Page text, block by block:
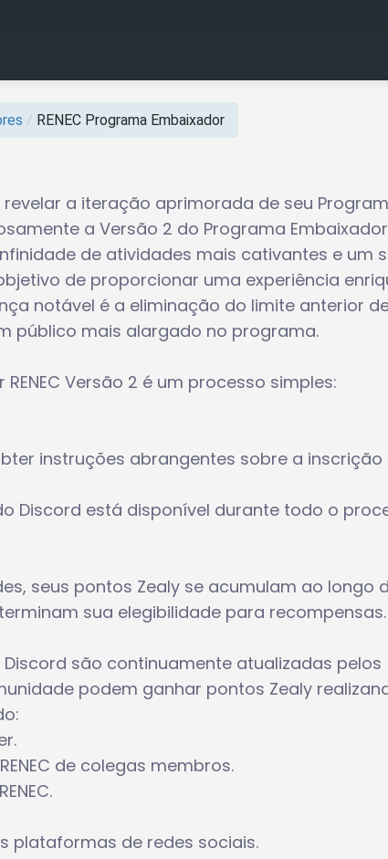
/ RENEC Programa Embaixador
a iteração aprimorada de seu
a Versão 2 do Programa
de atividades mais cativantes e um
de proporcionar uma experiência
notável é a eliminação do limite anterior
público mais alargado no programa.
Versão 2 é um processo simples:
instruções abrangentes sobre a inscrição
Discord está disponível durante todo o
seus pontos Zealy se acumulam ao longo
sua elegibilidade para recompensas.
são continuamente atualizadas pelos
podem ganhar pontos Zealy
de colegas membros.
plataformas de redes sociais.